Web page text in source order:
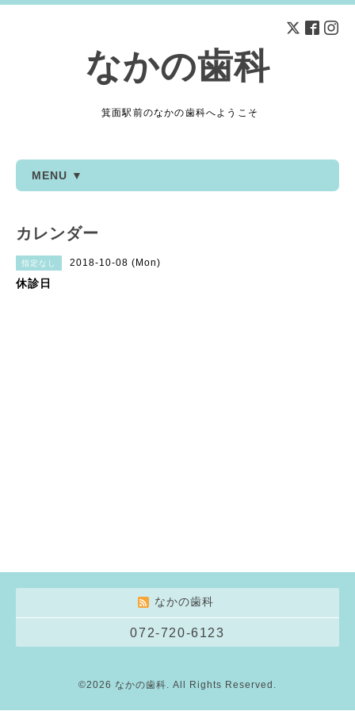
なかの歯科
箕面駅前のなかの歯科へようこそ
MENU ▼
カレンダー
指定なし 2018-10-08 (Mon)
休診日
なかの歯科
072-720-6123
©2026 なかの歯科. All Rights Reserved.